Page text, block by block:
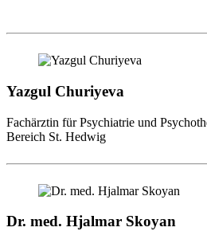
Yazgul Churiyeva
Fachärztin für Psychiatrie und
Bereich St. Hedwig
Dr. med. Hjalmar Skoyan